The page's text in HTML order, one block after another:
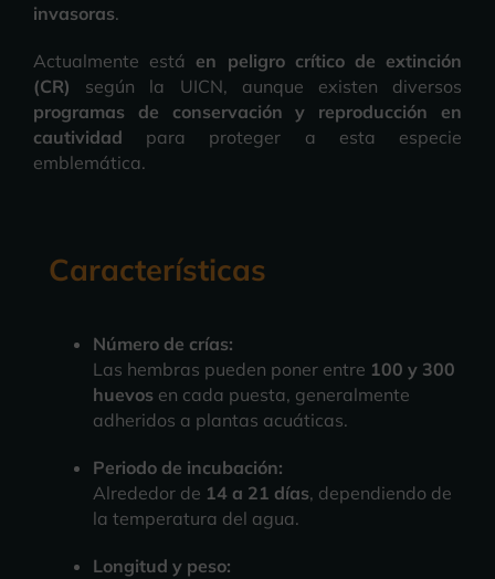
invasoras.
Actualmente está en peligro crítico de extinción
(CR) según la UICN, aunque existen diversos
programas de conservación y reproducción en
cautividad para proteger a esta especie
emblemática.
Características
Número de crías:
Las hembras pueden poner entre 100 y 300
huevos en cada puesta, generalmente
adheridos a plantas acuáticas.
Periodo de incubación:
Alrededor de 14 a 21 días, dependiendo de
la temperatura del agua.
Longitud y peso: